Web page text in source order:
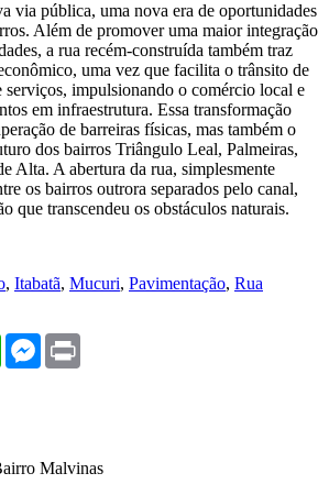
via pública, uma nova era de oportunidades
Além de promover uma maior integração
a rua recém-construída também traz
uma vez que facilita o trânsito de
serviços, impulsionando o comércio local e
em infraestrutura. Essa transformação
de barreiras físicas, mas também o
dos bairros Triângulo Leal, Palmeiras,
Alta. A abertura da rua, simplesmente
os bairros outrora separados pelo canal,
que transcendeu os obstáculos naturais.
, Itabatã, Mucuri, Pavimentação, Rua
WhatsAppMessenger
Malvinas